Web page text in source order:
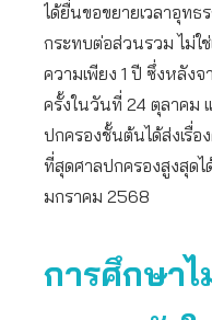
ได้ยื่นขอขยายเวลาอุทธ
กระทบต่อส่วนรวม ไม่ใ
ความเพียง 1 ปี ซึ่งหลัง
ครั้งในวันที่ 24 ตุลาคม
ปกครองชั้นต้นได้ส่งเรื่อ
ที่สุดศาลปกครองสูงสุด
มกราคม 2568
การศึกษา